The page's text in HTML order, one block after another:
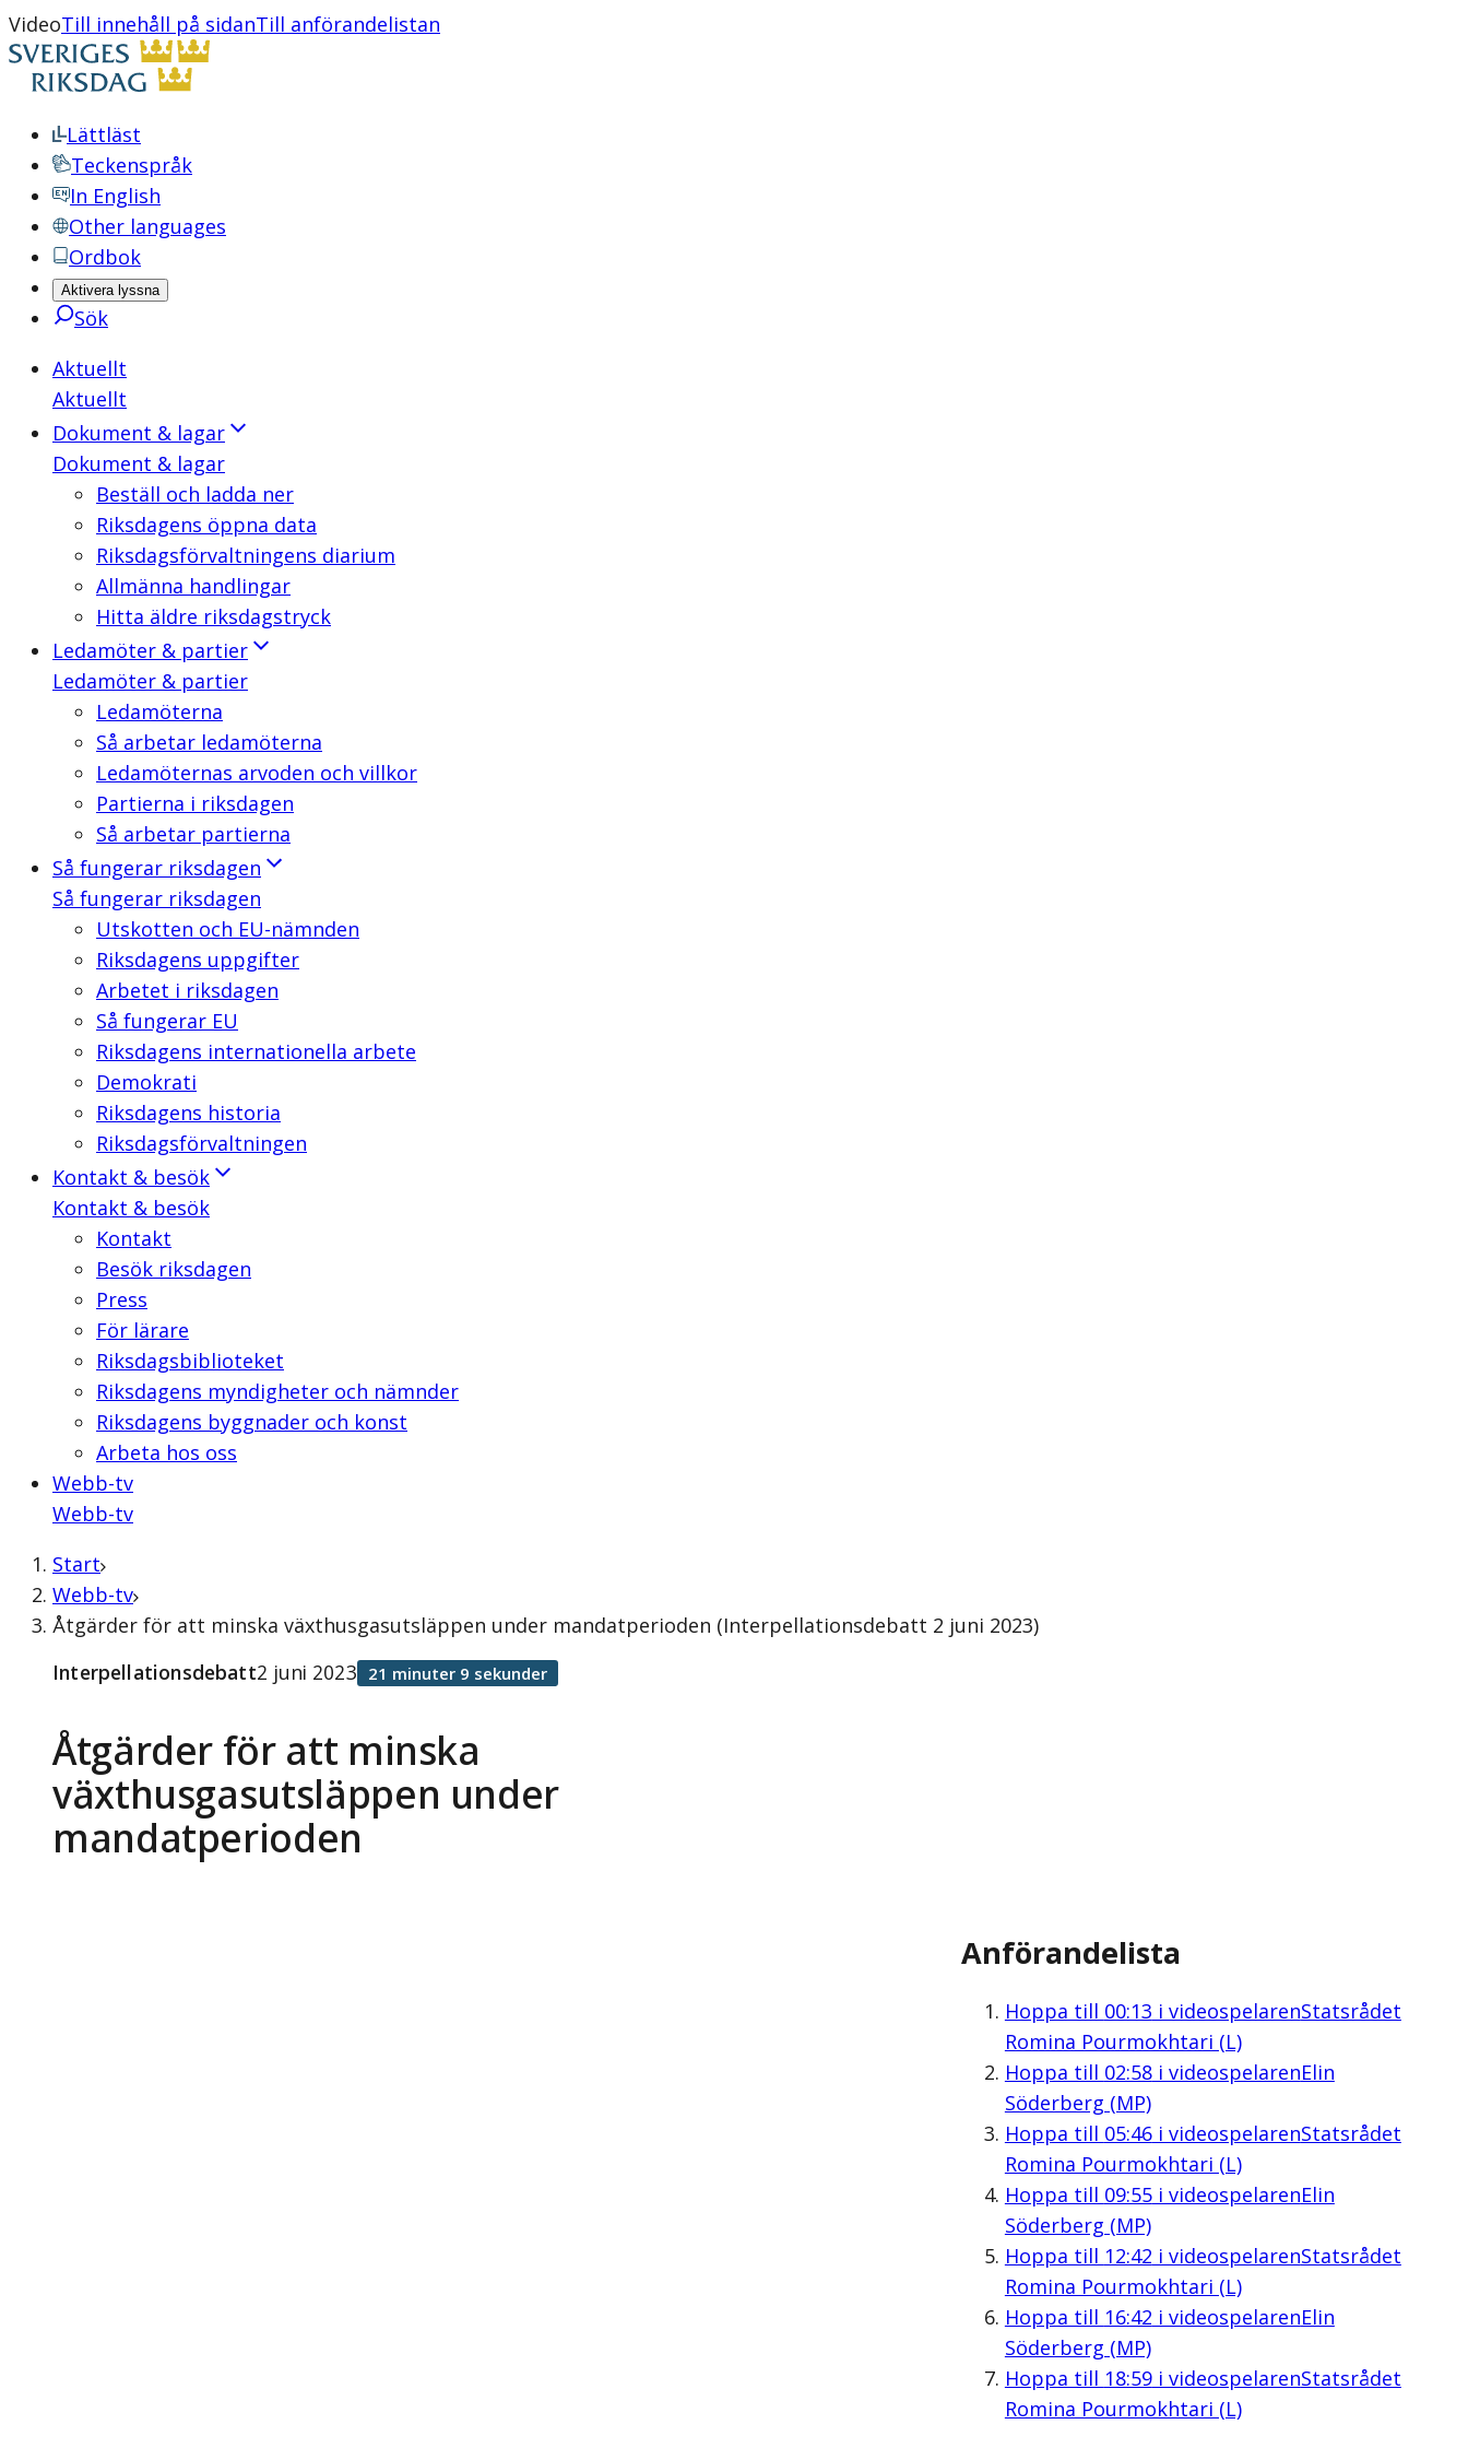
VideoTill innehåll på sidanTill anförandelistan
Lättläst
Teckenspråk
In English
Other languages
Ordbok
Aktivera lyssna
Sök
Aktuellt
Aktuellt
Dokument & lagar
Dokument & lagar
Beställ och ladda ner
Riksdagens öppna data
Riksdagsförvaltningens diarium
Allmänna handlingar
Hitta äldre riksdagstryck
Ledamöter & partier
Ledamöter & partier
Ledamöterna
Så arbetar ledamöterna
Ledamöternas arvoden och villkor
Partierna i riksdagen
Så arbetar partierna
Så fungerar riksdagen
Så fungerar riksdagen
Utskotten och EU-nämnden
Riksdagens uppgifter
Arbetet i riksdagen
Så fungerar EU
Riksdagens internationella arbete
Demokrati
Riksdagens historia
Riksdagsförvaltningen
Kontakt & besök
Kontakt & besök
Kontakt
Besök riksdagen
Press
För lärare
Riksdagsbiblioteket
Riksdagens myndigheter och nämnder
Riksdagens byggnader och konst
Arbeta hos oss
Webb-tv
Webb-tv
Start
Webb-tv
Åtgärder för att minska växthusgasutsläppen under mandatperioden (Interpellationsdebatt 2 juni 2023)
Åtgärder för att minska
växthusgasutsläppen under
mandatperioden
Interpellationsdebatt2 juni 2023 21 minuter 9 sekunder
Anförandelista
Hoppa till 00:13 i videospelarenStatsrådet
Romina Pourmokhtari (L)
Hoppa till 02:58i videospelarenElin
Söderberg (MP)
Hoppa till 05:46i videospelarenStatsrådet
Romina Pourmokhtari (L)
Hoppa till 09:55i videospelarenElin
Söderberg (MP)
Hoppa till 12:42 i videospelarenStatsrådet
Romina Pourmokhtari (L)
Hoppa till 16:42 i videospelarenElin
Söderberg (MP)
Hoppa till 18:59i videospelarenStatsrådet
Romina Pourmokhtari (L)